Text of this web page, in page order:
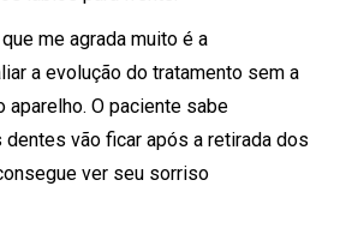
me agrada muito é a
a evolução do tratamento sem a
aparelho. O paciente sabe
vão ficar após a retirada dos
ver seu sorriso